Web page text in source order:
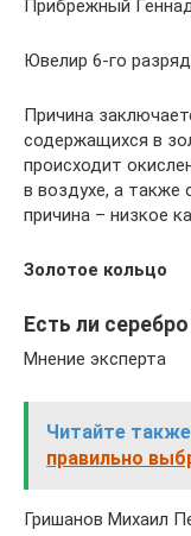
Прибрежный
Ювелир 6-го
Причина
содержащихся в
происходит
в воздухе, а также
причина – низкое
Золотое кольцо
Есть ли
Мнение эксперта
Читайте
правильно
Гришанов Михаил